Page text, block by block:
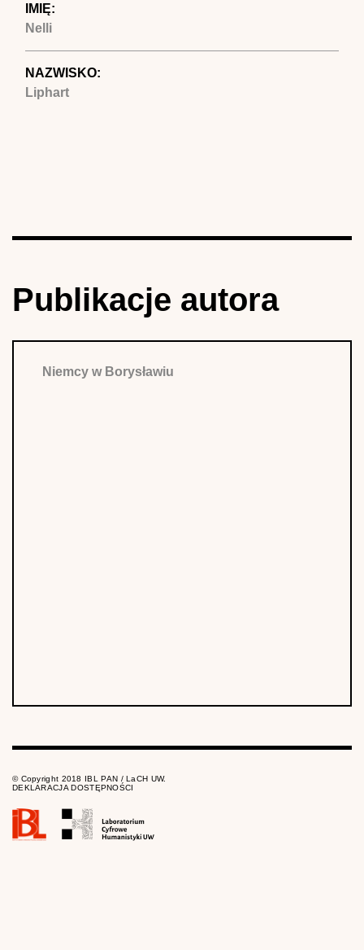
IMIĘ:
Nelli
NAZWISKO:
Liphart
Publikacje autora
Niemcy w Borysławiu
© Copyright 2018 IBL PAN / LaCH UW.
DEKLARACJA DOSTĘPNOŚCI